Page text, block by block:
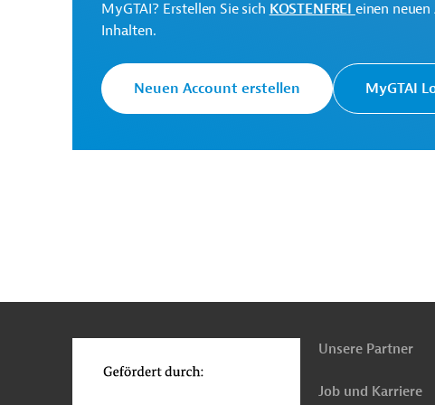
MyGTAI? Erstellen Sie sich KOSTENFREI einen
Inhalten.
Neuen Account erstellen MyGTAI
Unsere Partner
Job und Karriere